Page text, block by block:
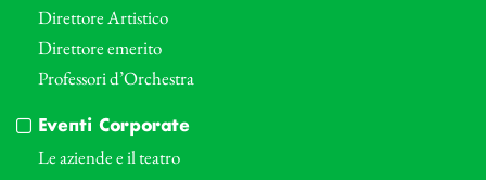
Direttore Artistico
Direttore emerito
Professori d’Orchestra
Eventi Corporate
Le aziende e il teatro